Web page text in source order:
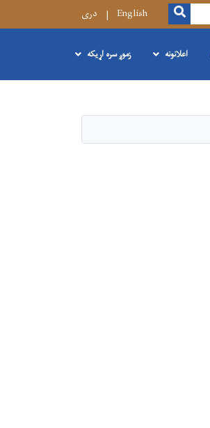
SEARCH
English دری
اعلانونه زموږ سره اړیکه